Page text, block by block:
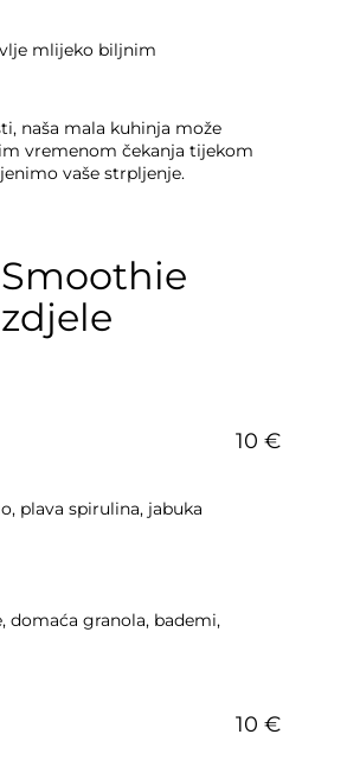
mlijeko biljnim
naša mala kuhinja može
vremenom čekanja tijekom
vaše strpljenje.
Smoothie
zdjele
plava spirulina, jabuka
domaća granola, bademi,
10 €
10 €